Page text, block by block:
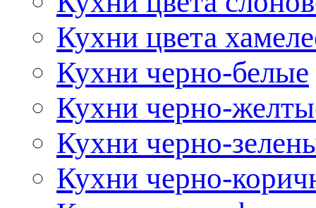
Кухни цвета
Кухни черно-белые
Кухни черно-
Кухни черно-
Кухни черно-